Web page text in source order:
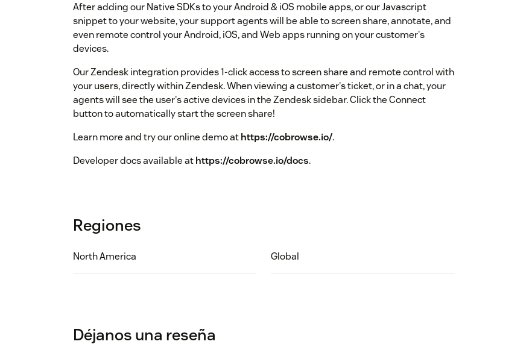
After adding our Native SDKs to your Android & iOS mobile apps, or our Javascript
snippet to your website, your support agents will be able to screen share, annotate, and
even remote control your Android, iOS, and Web apps running on your customer's
devices.
Our Zendesk integration provides 1-click access to screen share and remote control with
your users, directly within Zendesk. When viewing a customer's ticket, or in a chat, your
agents will see the user's active devices in the Zendesk sidebar. Click the Connect
button to automatically start the screen share!
Learn more and try our online demo athttps://cobrowse.io/.
Developer docs available athttps://cobrowse.io/docs.
Regiones
North America Global
Déjanos una reseña